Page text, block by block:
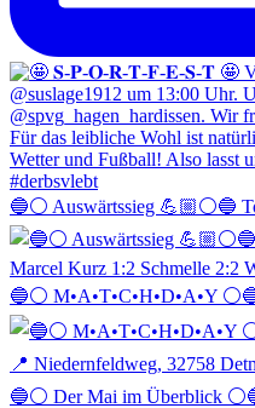
🔵⚪️ Auswärtssieg 💪🏼⚪️🔵
🔵⚪️ M•A•T•C•H•D•A•Y
🔵⚪️ Der Mai im Überblick